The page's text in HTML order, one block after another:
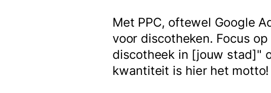
Met PPC, oftewel Google
voor discotheken. Focus
discotheek in [jouw stad]"
kwantiteit is hier het motto!